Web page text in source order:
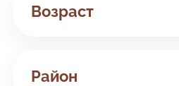
Билингвальный
Возраст
Район